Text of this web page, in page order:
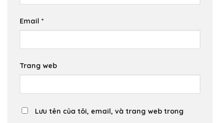
Email *
Trang web
Lưu tên của tôi, email, và trang web trong